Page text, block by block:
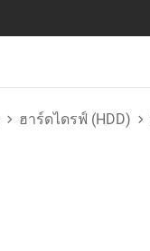
ฮาร์ดไดรฟ์ (HDD)